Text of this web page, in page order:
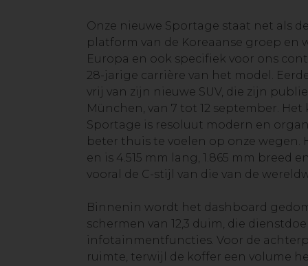
Onze nieuwe Sportage staat net als
platform van de Koreaanse groep en
Europa en ook specifiek voor ons
28-jarige carrière van het model.
vrij van zijn nieuwe SUV, die zijn
München, van 7 tot 12 september.
Sportage is resoluut modern en
beter thuis te voelen op onze wegen.
en is 4.515 mm lang, 1.865 mm breed
vooral de C-stijl van die van de
Binnenin wordt het dashboard
schermen van 12,3 duim, die
infotainmentfuncties. Voor de
ruimte, terwijl de koffer een volume